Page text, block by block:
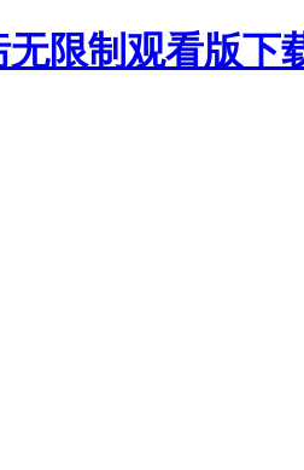
限制观看版下